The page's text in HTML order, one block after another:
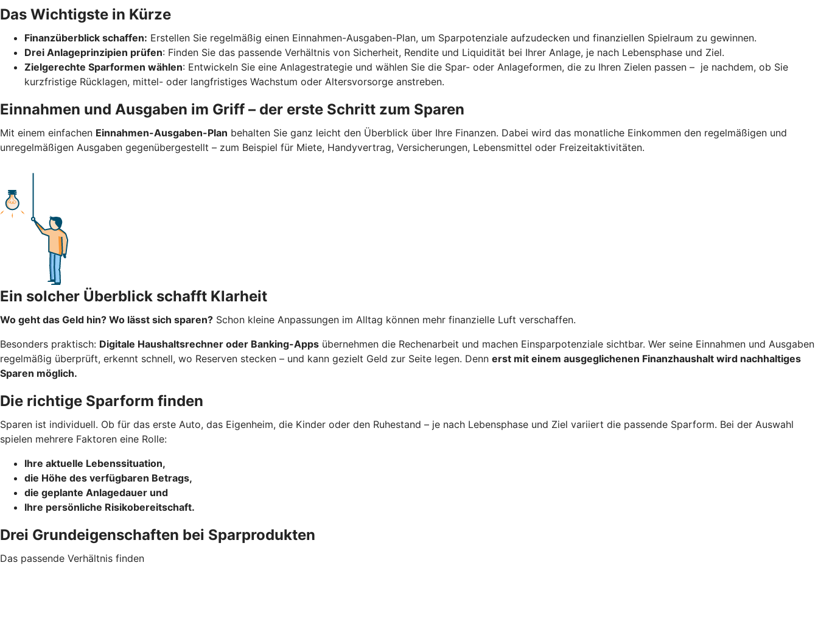
Das Wichtigste in Kürze
Finanzüberblick schaffen: Erstellen Sie regelmäßig einen Einnahmen-Ausgaben-Plan, um Sparpotenziale aufzudecken und finanziellen Spielraum zu gewinnen.
Drei Anlageprinzipien prüfen: Finden Sie das passende Verhältnis von Sicherheit, Rendite und Liquidität bei Ihrer Anlage, je nach Lebensphase und Ziel.
Zielgerechte Sparformen wählen: Entwickeln Sie eine Anlagestrategie und wählen Sie die Spar- oder Anlageformen, die zu Ihren Zielen passen – je nachdem, ob Sie
kurzfristige Rücklagen, mittel- oder langfristiges Wachstum oder Altersvorsorge anstreben.
Einnahmen und Ausgaben im Griff – der erste Schritt zum Sparen
Mit einem einfachen Einnahmen-Ausgaben-Plan behalten Sie ganz leicht den Überblick über Ihre Finanzen. Dabei wird das monatliche Einkommen den regelmäßigen und
unregelmäßigen Ausgaben gegenübergestellt – zum Beispiel für Miete, Handyvertrag, Versicherungen, Lebensmittel oder Freizeitaktivitäten.
Ein solcher Überblick schafft Klarheit
Wo geht das Geld hin? Wo lässt sich sparen? Schon kleine Anpassungen im Alltag können mehr finanzielle Luft verschaffen.
Besonders praktisch: Digitale Haushaltsrechner oder Banking-Apps übernehmen die Rechenarbeit und machen Einsparpotenziale sichtbar. Wer seine Einnahmen und Ausgaben
regelmäßig überprüft, erkennt schnell, wo Reserven stecken – und kann gezielt Geld zur Seite legen. Denn erst mit einem ausgeglichenen Finanzhaushalt wird nachhaltiges
Sparen möglich.
Die richtige Sparform finden
Sparen ist individuell. Ob für das erste Auto, das Eigenheim, die Kinder oder den Ruhestand – je nach Lebensphase und Ziel variiert die passende Sparform. Bei der Auswahl
spielen mehrere Faktoren eine Rolle:
Ihre aktuelle Lebenssituation,
die Höhe des verfügbaren Betrags,
die geplante Anlagedauer und
Ihre persönliche Risikobereitschaft.
Drei Grundeigenschaften bei Sparprodukten
Das passende Verhältnis finden